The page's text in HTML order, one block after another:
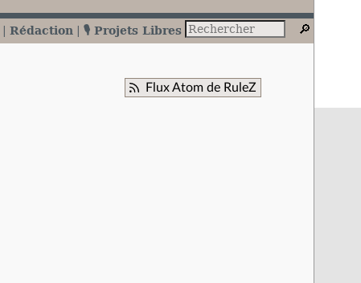
Rédaction 🎙️ Projets Libres
Flux Atom de RuleZ